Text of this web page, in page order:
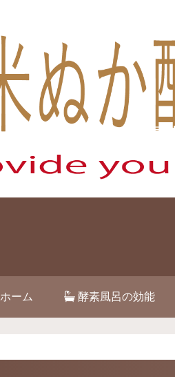
酵
ホーム 酵素風呂の効能